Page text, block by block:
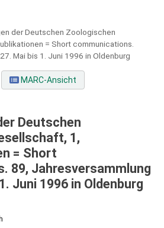
der Deutschen Zoologischen
= Short communications.
Mai bis 1. Juni 1996 in Oldenburg
MARC-Ansicht
Deutschen
1,
= Short
89, Jahresversammlung
Juni 1996 in Oldenburg